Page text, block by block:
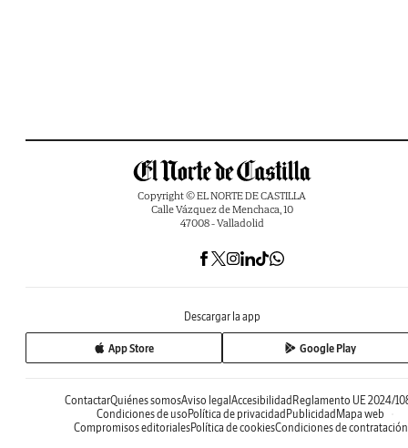
Copyright © EL NORTE DE CASTILLA
Calle Vázquez de Menchaca, 10
47008 - Valladolid
Descargar la app
App Store Google Play
ContactarQuiénes somosAviso legal Accesibilidad Reglamento UE 2024/
Condiciones de uso Política de privacidad Publicidad Mapa web
Compromisos editorialesPolítica de cookiesCondiciones de contratación